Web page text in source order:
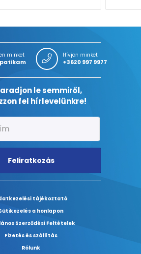
minket Hívjon minket
+3620 997 9977
le semmiről,
fel hírlevelünkre!
Feliratkozás
tájékoztató
a honlapon
Szerződési Feltételek
Fizetés és szállítás
Rólunk